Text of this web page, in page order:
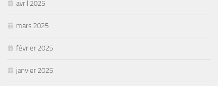
avril 2025
mars 2025
février 2025
janvier 2025